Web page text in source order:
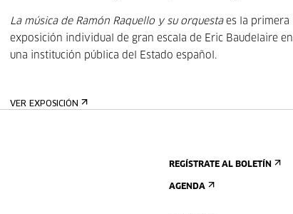
La música de Ramón Raquello y su orquestaes la primera
exposición individual de gran escala de Eric Baudelaire en
una institución pública del Estado español.
VER EXPOSICIÓN
REGÍSTRATE AL BOLETÍN
AGENDA